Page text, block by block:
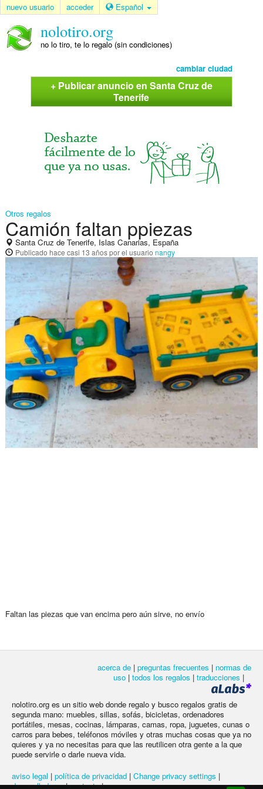
nuevo usuario acceder Español
nolotiro.org
no lo tiro, te lo regalo (sin condiciones)
cambiar ciudad
+ Publicar anuncio en Santa Cruz de
Tenerife
Otros regalos
Camión faltan ppiezas
Santa Cruz de Tenerife, Islas Canarias, España
Publicado hace casi 13 añospor el usuario nangy
Faltan las piezas que van encima pero aún sirve, no envío
acerca de | preguntas frecuentes | normas de
uso | todos los regalos | traducciones |
nolotiro.org es un sitio web donde regalo y busco regalos gratis de
segunda mano: muebles, sillas, sofás, bicicletas, ordenadores
portátiles, mesas, cocinas, lámparas, camas, ropa, juguetes, cunas o
carros para bebes, teléfonos móviles y otras muchas cosas que ya no
quieres y ya no necesitas para que las reutilicen otra gente a la que
puede servirle o darle nueva vida.
aviso legal | política de privacidad | Change privacy settings |
desarrolladores|contacto|